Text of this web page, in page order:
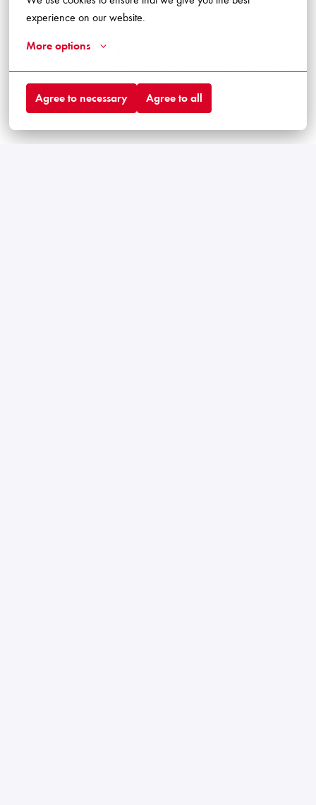
experience on our website.
More options
Agree to necessary Agree to all
Je hebt rijbewijs B om van garage naar garage te rijden.
Ben je geïnteresseerd geraakt?
Solliciteer dan direct! Wil je eerst meer weten over deze rol?
Stuur dan een appje naar onze Corporate Recruiter, Noah. Je
kunt hem bereiken via 06 45 40 08 45. Hij vertelt je graag